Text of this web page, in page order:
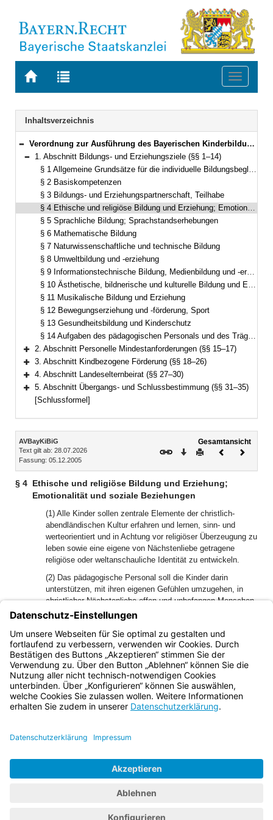
Zur
BAYERN.RECHT
Zur
letzten
Suche
Toggle
Navigation
Inhaltsverzeichnis
Bereich reduzieren
Verordnung zur Ausführung des Bayerischen Kinderbildungs- und -betreuungsgesetzes (Kinderbildungsverordnung – AVBayKiBiG) Vom 5. Dezember 2005 (GVBl. S. 633) BayRS 2231-1-1-A (§§ 1–35)
Bereich reduzieren
1. Abschnitt Bildungs- und Erziehungsziele (§§ 1–14)
§ 1 Allgemeine Grundsätze für die individuelle Bildungsbegleitung
§ 2 Basiskompetenzen
§ 3 Bildungs- und Erziehungspartnerschaft, Teilhabe
§ 4 Ethische und religiöse Bildung und Erziehung; Emotionalität und soziale Beziehungen
§ 5 Sprachliche Bildung; Sprachstandserhebungen
§ 6 Mathematische Bildung
§ 7 Naturwissenschaftliche und technische Bildung
§ 8 Umweltbildung und -erziehung
§ 9 Informationstechnische Bildung, Medienbildung und -erziehung
§ 10 Ästhetische, bildnerische und kulturelle Bildung und Erziehung
§ 11 Musikalische Bildung und Erziehung
§ 12 Bewegungserziehung und -förderung, Sport
§ 13 Gesundheitsbildung und Kinderschutz
§ 14 Aufgaben des pädagogischen Personals und des Trägers
Bereich erweitern
2. Abschnitt Personelle Mindestanforderungen (§§ 15–17)
Bereich erweitern
3. Abschnitt Kindbezogene Förderung (§§ 18–26)
Bereich erweitern
4. Abschnitt Landeselternbeirat (§§ 27–30)
Bereich erweitern
5. Abschnitt Übergangs- und Schlussbestimmung (§§ 31–35)
[Schlussformel]
Inhalt
AVBayKiBiG
Text gilt ab: 28.07.2026
Fassung: 05.12.2005
Gesamtansicht
Download
DruckenVorheriges
§ 4 Ethische und religiöse Bildung und Erziehung;
Emotionalität und soziale Beziehungen
(1) Alle Kinder sollen zentrale Elemente der christlich-
abendländischen Kultur erfahren und lernen, sinn- und
werteorientiert und in Achtung vor religiöser Überzeugung zu
leben sowie eine eigene von Nächstenliebe getragene
religiöse oder weltanschauliche Identität zu entwickeln.
(2) Das pädagogische Personal soll die Kinder darin
unterstützen, mit ihren eigenen Gefühlen umzugehen, in
christlicher Nächstenliebe offen und unbefangen Menschen
in ihrer Unterschiedlichkeit anzunehmen, sich in die Kinder
einzufühlen, Mitverantwortung für die Gemeinschaft zu
übernehmen und untereinander nach angemessenen
Lösungen bei Streitigkeiten zu suchen.
Bayern.de
BayernPortal
Impressum